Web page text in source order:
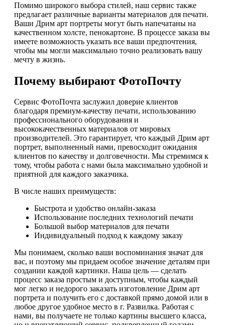
Помимо широкого выбора стилей, наш сервис также
предлагает различные варианты материалов для печати.
Ваши Дрим арт портреты могут быть напечатаны на
качественном холсте, пенокартоне. В процессе заказа вы
имеете возможность указать все ваши предпочтения,
чтобы мы могли максимально точно реализовать вашу
мечту в жизнь.
Почему выбирают ФотоПочту
Сервис ФотоПочта заслужил доверие клиентов
благодаря премиум-качеству печати, использованию
профессионального оборудования и
высококачественных материалов от мировых
производителей. Это гарантирует, что каждый Дрим арт
портрет, выполненный нами, превосходит ожидания
клиентов по качеству и долговечности. Мы стремимся к
тому, чтобы работа с нами была максимально удобной и
приятной для каждого заказчика.
В числе наших преимуществ:
Быстрота и удобство онлайн-заказа
Использование последних технологий печати
Большой выбор материалов для печати
Индивидуальный подход к каждому заказу
Мы понимаем, сколько ваши воспоминания значат для
вас, и поэтому мы придаем особое значение деталям при
создании каждой картинки. Наша цель — сделать
процесс заказа простым и доступным, чтобы каждый
мог легко и недорого заказать изготовление Дрим арт
портрета и получить его с доставкой прямо домой или в
любое другое удобное место в г. Развилка. Работая с
нами, вы получаете не только картины высшего класса,